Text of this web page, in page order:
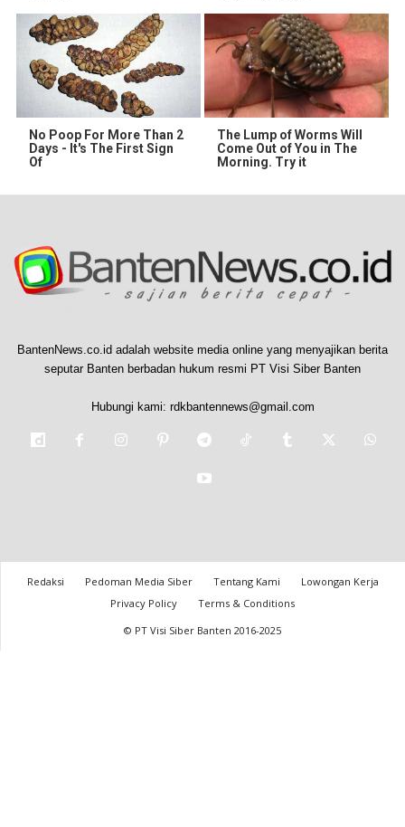
No Poop For More Than 2
Days - It's The First Sign
Of
The Lump of Worms Will
Come Out of You in The
Morning. Try it
BantenNews.co.id adalah website media online yang menyajikan berita
seputar Banten berbadan hukum resmi PT Visi Siber Banten
Hubungi kami: rdkbantennews@gmail.com
Redaksi Pedoman Media Siber Tentang Kami
Lowongan Kerja
Privacy Policy
Terms & Conditions
© PT Visi Siber Banten 2016-2025